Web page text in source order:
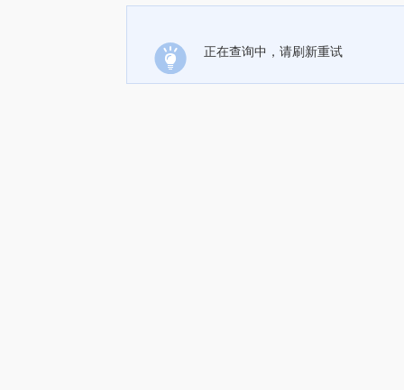
正在查询中，请刷新重试